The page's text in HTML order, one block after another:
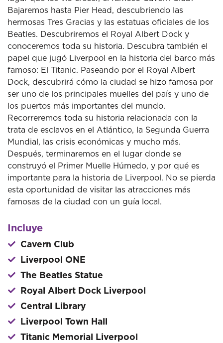
Bajaremos hasta Pier Head, descubriendo las
hermosas Tres Gracias y las estatuas oficiales de los
Beatles. Descubriremos el Royal Albert Dock y
conoceremos toda su historia. Descubra también el
papel que jugó Liverpool en la historia del barco más
famoso: El Titanic. Paseando por el Royal Albert
Dock, descubrirá cómo la ciudad se hizo famosa por
ser uno de los principales muelles del país y uno de
los puertos más importantes del mundo.
Recorreremos toda su historia relacionada con la
trata de esclavos en el Atlántico, la Segunda Guerra
Mundial, las crisis económicas y mucho más.
Después, terminaremos en el lugar donde se
construyó el Primer Muelle Húmedo, y por qué es
importante para la historia de Liverpool. No se pierda
esta oportunidad de visitar las atracciones más
famosas de la ciudad con un guía local.
Incluye
Cavern Club
Liverpool ONE
The Beatles Statue
Royal Albert Dock Liverpool
Central Library
Liverpool Town Hall
Titanic Memorial Liverpool